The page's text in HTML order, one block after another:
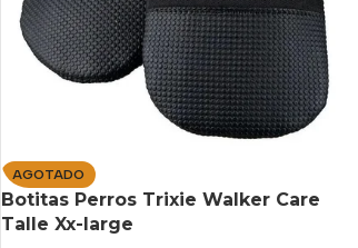
AGOTADO
Botitas Perros Trixie Walker Care
Talle Xx-large